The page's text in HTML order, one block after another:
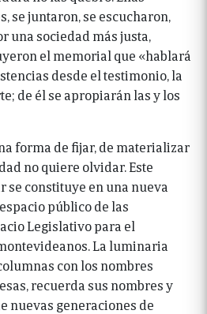
se juntaron, se escucharon,
sociedad más justa,
el memorial que «hablará
desde el testimonio, la
de él se apropiarán las y los
forma de fijar, de materializar
no quiere olvidar. Este
constituye en una nueva
público de las
Legislativo para el
La luminaria
con los nombres
recuerda sus nombres y
nuevas generaciones de